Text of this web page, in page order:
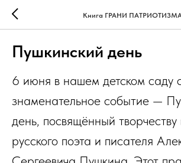
Книга ГРАНИ
Пушкинский день
6 июня в нашем детском саду
знаменательное событие —
день, посвящённый творчеству
русского поэта и писателя